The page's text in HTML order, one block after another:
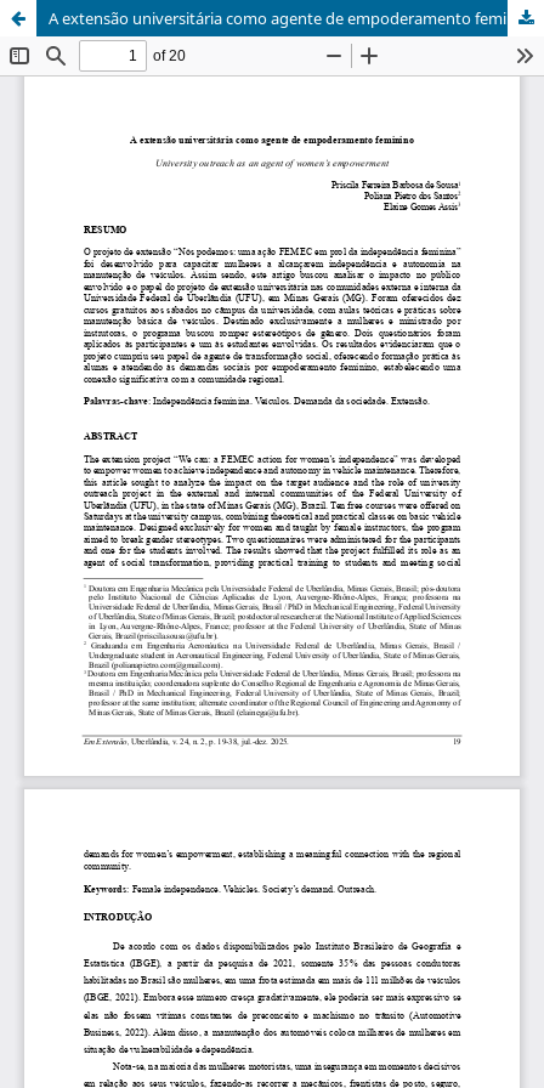
A extensão universitária como agente de empoderamento feminino